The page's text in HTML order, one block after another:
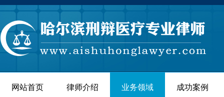
网站首页 律师介绍 业务领域 成功案例